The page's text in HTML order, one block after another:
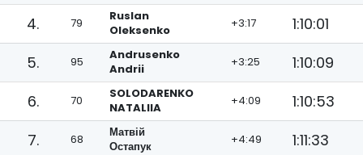
4.
79
Ruslan
Oleksenko
+3:17
1:10:01
5.
95
Andrusenko
Andrii
+3:25
1:10:09
6.
70
SOLODARENKO
NATALIIA
+4:09
1:10:53
7.
68
Матвій
Остапук
+4:49
1:11:33